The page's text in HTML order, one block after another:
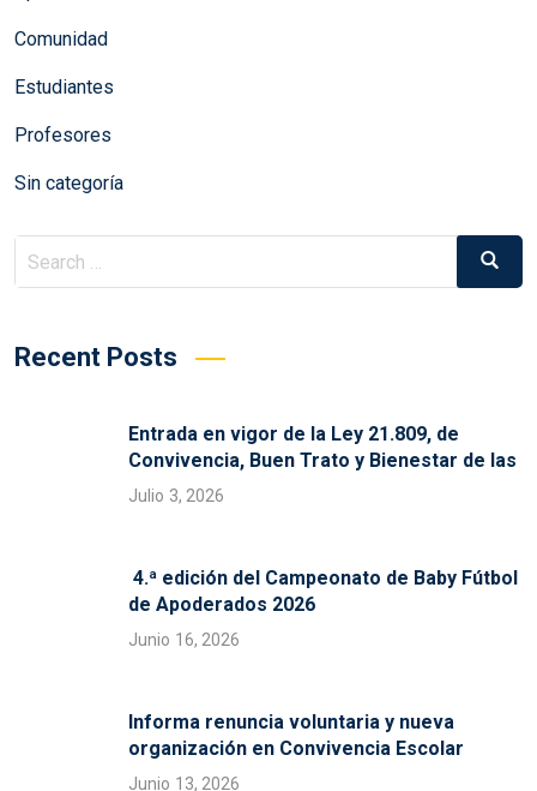
Comunidad
Estudiantes
Profesores
Sin categoría
Search
for:
Search
Recent Posts
Entrada en vigor de la Ley 21.809, de
Convivencia, Buen Trato y Bienestar de las
Julio 3, 2026
4.ª edición del Campeonato de Baby Fútbol
de Apoderados 2026
Junio 16, 2026
Informa renuncia voluntaria y nueva
organización en Convivencia Escolar
Junio 13, 2026